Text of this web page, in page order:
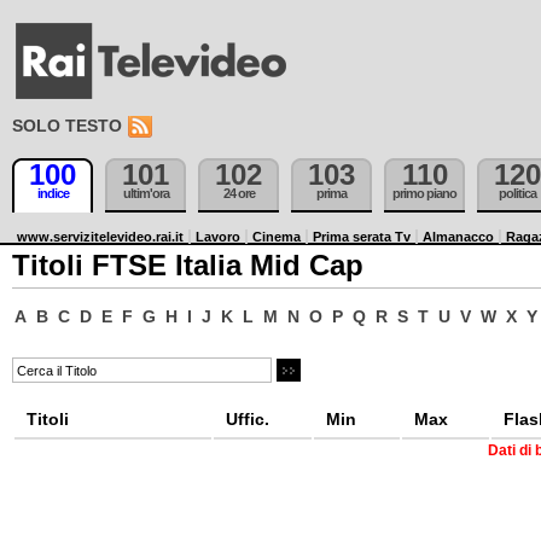
SOLO TESTO
100
indice
101
ultim'ora
102
24 ore
103
prima
110
primo piano
120
politica
www.servizitelevideo.rai.it Lavoro Cinema Prima serata Tv Almanacco
Titoli FTSE Italia Mid Cap
A B C D E F G H I J K L M N O P Q R S T U V W X Y
Titoli Uffic. Min Max
Dati di